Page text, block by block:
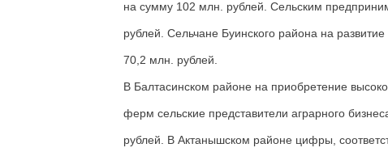
на сумму 102 млн. рублей. Сельским
рублей. Сельчане Буинского района на
70,2 млн. рублей.
В Балтасинском районе на приобретение
ферм сельские представители аграрного
рублей. В Актанышском районе цифры,